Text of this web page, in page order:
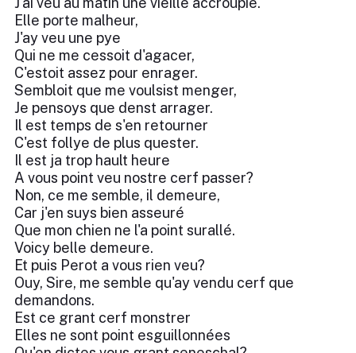
Elle porte malheur,
J'ay veu une pye
Qui ne me cessoit d'agacer,
C'estoit assez pour enrager.
Sembloit que me voulsist menger,
Je pensoys que denst arrager.
Il est temps de s'en retourner
C'est follye de plus quester.
Il est ja trop hault heure
A vous point veu nostre cerf passer?
Non, ce me semble, il demeure,
Car j'en suys bien asseuré
Que mon chien ne l'a point surallé.
Voicy belle demeure.
Et puis Perot a vous rien veu?
Ouy, Sire, me semble qu'ay vendu cerf que
demandons.
Est ce grant cerf monstrer
Elles ne sont point esguillonnées